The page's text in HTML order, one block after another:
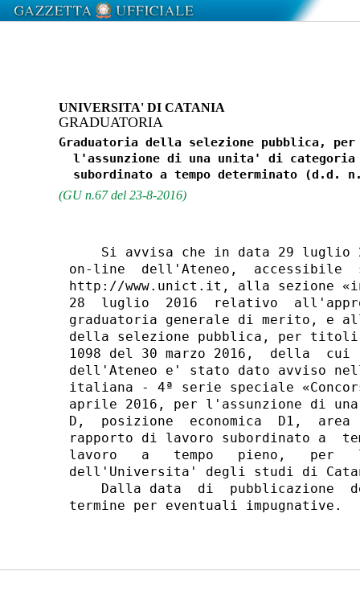
UNIVERSITA' DI CATANIA
GRADUATORIA
Graduatoria della selezione pubblica,
l'assunzione di una unita' di
(GU n.67 del 23-8-2016)
Si avvisa che in data 29 luglio
on-line  dell'Ateneo,
http://www.unict.it, alla sezione
28  luglio  2016  relativo
graduatoria generale di merito, e
della selezione pubblica, per
1098 del 30 marzo 2016,  della
dell'Ateneo e' stato dato avviso
italiana - 4ª serie speciale
aprile 2016, per l'assunzione di
D,  posizione  economica  D1,
rapporto di lavoro subordinato a
lavoro   a   tempo   pieno,   per
dell'Universita' degli studi di
Dalla data  di  pubblicazione
termine per eventuali impugnative.